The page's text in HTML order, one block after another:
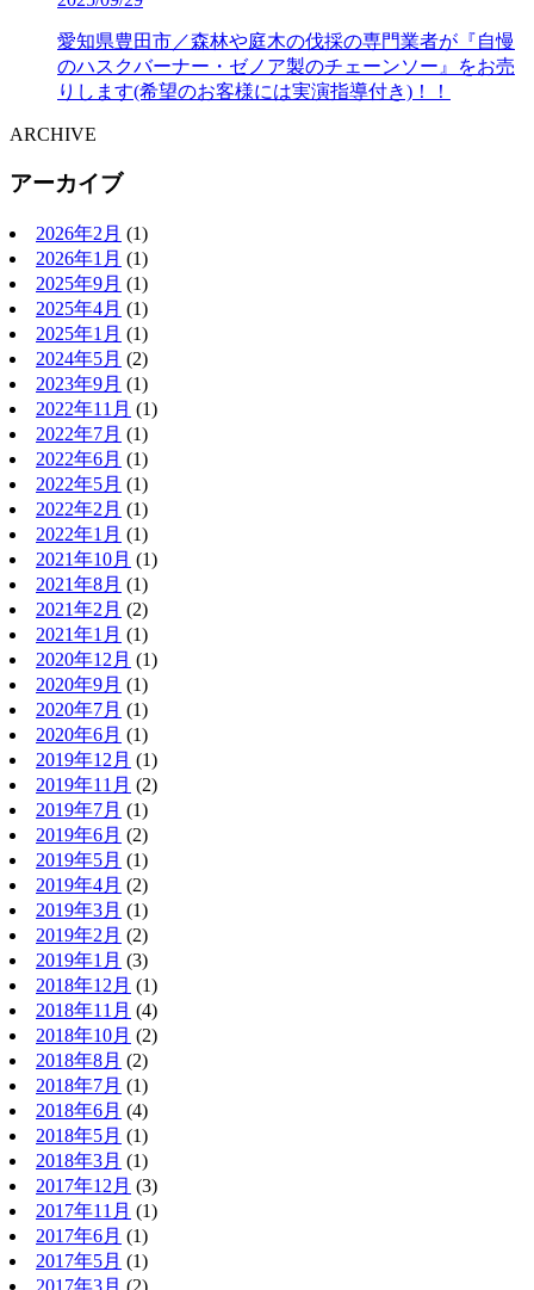
愛知県豊田市／森林や庭木の伐採の専門業者が『自慢
のハスクバーナー・ゼノア製のチェーンソー』をお売
りします(希望のお客様には実演指導付き)！！
ARCHIVE
アーカイブ
2026年2月 (1)
2026年1月 (1)
2025年9月 (1)
2025年4月 (1)
2025年1月 (1)
2024年5月 (2)
2023年9月 (1)
2022年11月 (1)
2022年7月 (1)
2022年6月 (1)
2022年5月 (1)
2022年2月 (1)
2022年1月 (1)
2021年10月 (1)
2021年8月 (1)
2021年2月 (2)
2021年1月 (1)
2020年12月 (1)
2020年9月 (1)
2020年7月 (1)
2020年6月 (1)
2019年12月 (1)
2019年11月 (2)
2019年7月 (1)
2019年6月 (2)
2019年5月 (1)
2019年4月 (2)
2019年3月 (1)
2019年2月 (2)
2019年1月 (3)
2018年12月 (1)
2018年11月 (4)
2018年10月 (2)
2018年8月 (2)
2018年7月 (1)
2018年6月 (4)
2018年5月 (1)
2018年3月 (1)
2017年12月 (3)
2017年11月 (1)
2017年6月 (1)
2017年5月 (1)
2017年3月 (2)